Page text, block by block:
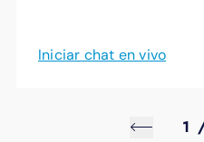
Iniciar chat en vivo
1